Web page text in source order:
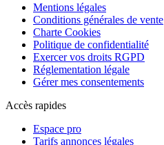
Mentions légales
Conditions générales de vente
Charte Cookies
Politique de confidentialité
Exercer vos droits RGPD
Réglementation légale
Gérer mes consentements
Accès rapides
Espace pro
Tarifs annonces légales